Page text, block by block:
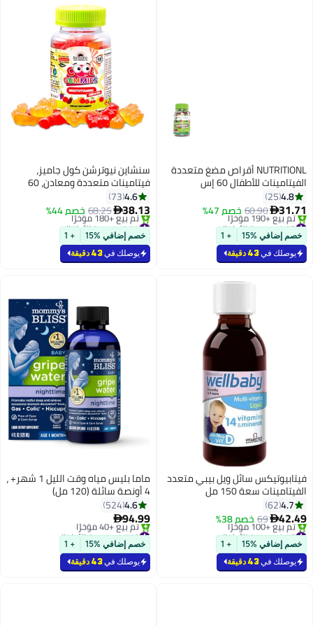
NUTRITIONL أقراص مضغ متعددة
الفيتامينات للأطفال 60 إس
4.8
25
31.71
60.90خصم 47%
#3 في صحة الأطفال
أقل سعر في 7 يوم
بتخلّص بسرعة
تم بيع +190 مؤخرًا
#3 في صحة الأطفال
خصم إضافي %15 + 1
يوصلك في43 دقيقة
سنشاين نيوترشن كول جاميز،
فيتامينات متعددة ومعادن، 60
علكة
4.6
73
38.13
68.25خصم 44%
#4 في صحة الأطفال
أقل سعر في 7 يوم
باقي 6 وحدات في المخزون
تم بيع +180 مؤخرًا
#4 في صحة الأطفال
خصم إضافي %15 + 1
يوصلك في43 دقيقة
فيتابيوتيكس سائل ويل بيبي متعدد
الفيتامينات سعة 150 مل
4.7
62
42.49
69 خصم 38%
#5 في صحة الأطفال
أقل سعر في 7 يوم
بتخلّص بسرعة
تم بيع +100 مؤخرًا
#5 في صحة الأطفال
خصم إضافي %15 + 1
يوصلك في43 دقيقة
ماما بليس مياه وقت الليل 1 شهر+ ،
4 أونصة سائلة (120 مل)
4.6
524
94.99
#10 في صحة الأطفال
توصيل مجاني
بتخلّص بسرعة
تم بيع +40 مؤخرًا
#10 في صحة الأطفال
خصم إضافي %15 + 1
يوصلك في43 دقيقة